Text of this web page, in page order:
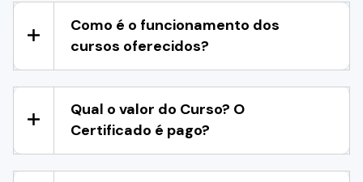
Como é o funcionamento dos
cursos oferecidos?
Qual o valor do Curso? O
Certificado é pago?